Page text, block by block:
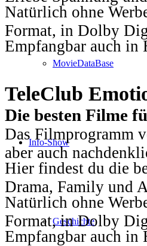
MovieDataBase
Info-Show
Geschichte
Natürlich ohne
Format, in Dolby
Empfangbar auch in
TeleClub
Die besten Filme
Das Filmprogramm
aber auch
Hier findest du die
Drama, Family und
Natürlich ohne
Format, in Dolby
Empfangbar auch in